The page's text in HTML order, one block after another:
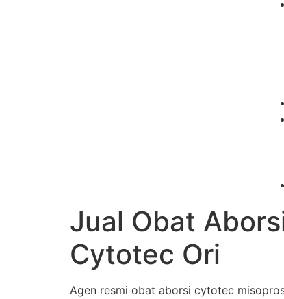
Jual Obat
Cytotec Ori
Agen resmi obat aborsi cytotec